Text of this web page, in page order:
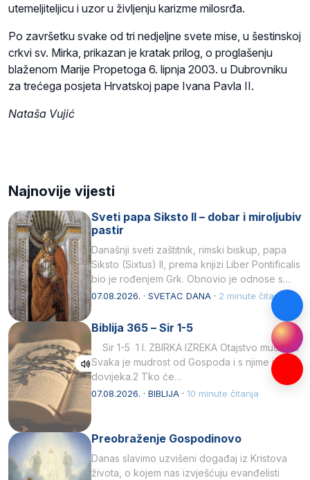
utemeljiteljicu i uzor u življenju karizme milosrđa.
Po završetku svake od tri nedjeljne svete mise, u šestinskoj
crkvi sv. Mirka, prikazan je kratak prilog, o proglašenju
blaženom Marije Propetoga 6. lipnja 2003. u Dubrovniku
za trećega posjeta Hrvatskoj pape Ivana Pavla II.
Nataša Vujić
Najnovije vijesti
Sveti papa Siksto II – dobar i miroljubiv
pastir
Današnji sveti zaštitnik, rimski biskup, papa
Siksto (Sixtus) II, prema knjizi Liber Pontificalis
bio je rođenjem Grk. Obnovio je odnose s
afričkim…
07.08.2026. · SVETAC DANA · 2 minute čitanja
Biblija 365 – Sir 1-5
Sir 1-5 1 I. ZBIRKA IZREKA Otajstvo mudrosti
Svaka je mudrost od Gospoda i s njime je
dovijeka.2 Tko će…
07.08.2026. · BIBLIJA · 10 minute čitanja
Preobraženje Gospodinovo
Danas slavimo uzvišeni događaj iz Kristova
života, o kojem nas izvješćuju evanđelisti